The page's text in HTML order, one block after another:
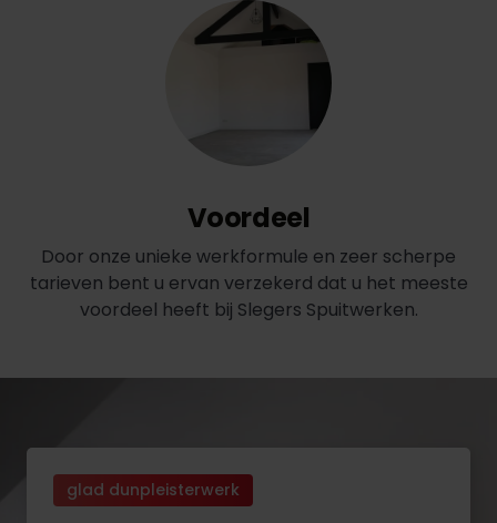
Voordeel
Door onze unieke werkformule en zeer scherpe
tarieven bent u ervan verzekerd dat u het meeste
voordeel heeft bij Slegers Spuitwerken.
glad dunpleisterwerk